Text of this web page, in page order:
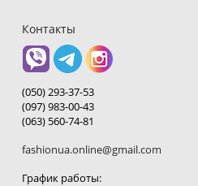
Контакты
(050) 293-37-53
(097) 983-00-43
(063) 560-74-81
fashionua.online@gmail.com
График работы: